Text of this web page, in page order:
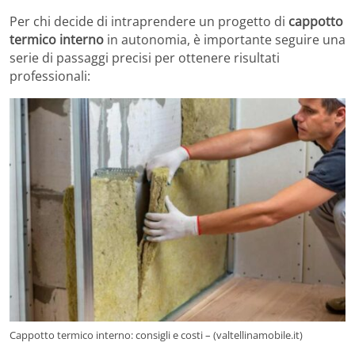
Per chi decide di intraprendere un progetto di cappotto
termico interno in autonomia, è importante seguire una
serie di passaggi precisi per ottenere risultati
professionali:
Cappotto termico interno: consigli e costi – (valtellinamobile.it)